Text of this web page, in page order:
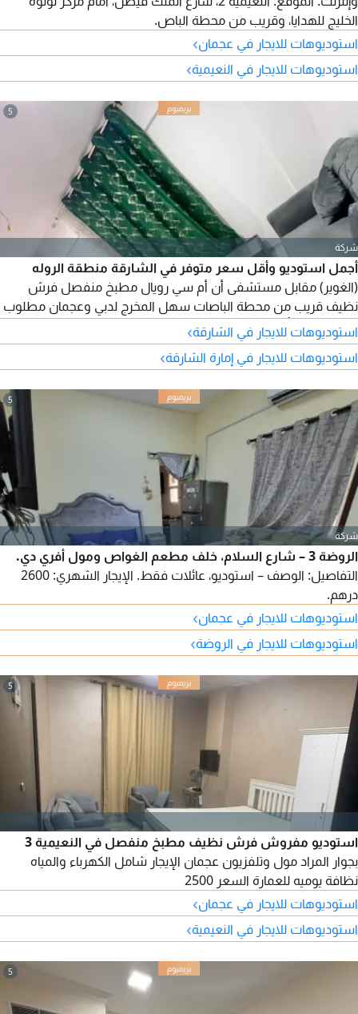
الخليج للهدايا، وقريب من محطة الباص.
استوديوهات للايجار في عجمان›
استوديوهات للايجار في النعيمية›
5
شركة
أجمل استوديو وأقل سعر متوفر في الشارقة منطقة الروله
(الغوير) مقابل مستشفى أن أم سي رويال مطبخ منفصل فرش
نظيف قريب من محطة الباصات سهل المخرج لدبي وعجمان مطلوب
2800 و500 تأمين
استوديوهات للايجار في الشارقة›
استوديوهات للايجار في إمارة الشارقة›
5
شركة
الروضة 3 – شارع السلام، خلف مطعم الغواص ومول أفري دي.
التفاصيل: الوصف – استوديو، عائلات فقط. الإيجار الشهري: 2600
درهم.
استوديوهات للايجار في عجمان›
استوديوهات للايجار في الروضة›
5
استوديو مفروش فرش نظيف مطبخ منفصل في النعيمية 3
بجوار المراد مول وتلفزيون عجمان الإيجار شامل الكهرباء والمياه
نظافة يوميه للعمارة السعر 2500
استوديوهات للايجار في عجمان›
استوديوهات للايجار في النعيمية›
5